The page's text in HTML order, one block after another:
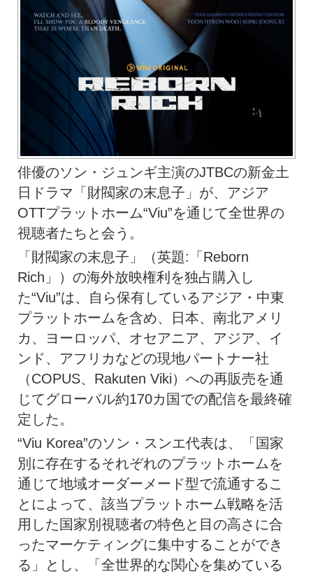
俳優のソン・ジュンギ主演のJTBCの新金土
日ドラマ「財閥家の末息子」が、アジア
OTTプラットホーム“Viu”を通じて全世界の
視聴者たちと会う。
「財閥家の末息子」（英題:「Reborn
Rich」）の海外放映権利を独占購入し
た“Viu”は、自ら保有しているアジア・中東
プラットホームを含め、日本、南北アメリ
カ、ヨーロッパ、オセアニア、アジア、イ
ンド、アフリカなどの現地パートナー社
（COPUS、Rakuten Viki）への再販売を通
じてグローバル約170カ国での配信を最終確
定した。
“Viu Korea”のソン・スンエ代表は、「国家
別に存在するそれぞれのプラットホームを
通じて地域オーダーメード型で流通するこ
とによって、該当プラットホーム戦略を活
用した国家別視聴者の特色と目の高さに合
ったマーケティングに集中することができ
る」とし、「全世界的な関心を集めている